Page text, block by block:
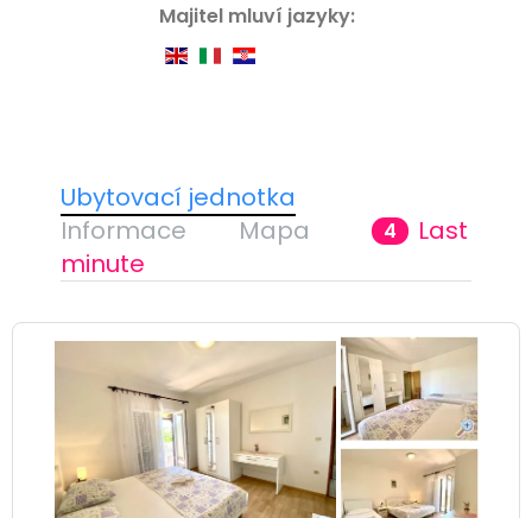
Majitel mluví jazyky:
Ubytovací jednotka
Informace
Mapa 4
Last
minute